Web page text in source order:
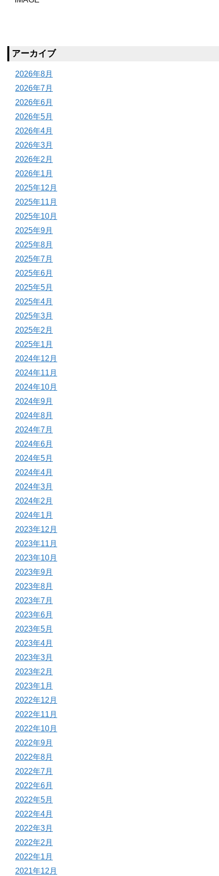
アーカイブ
2026年8月
2026年7月
2026年6月
2026年5月
2026年4月
2026年3月
2026年2月
2026年1月
2025年12月
2025年11月
2025年10月
2025年9月
2025年8月
2025年7月
2025年6月
2025年5月
2025年4月
2025年3月
2025年2月
2025年1月
2024年12月
2024年11月
2024年10月
2024年9月
2024年8月
2024年7月
2024年6月
2024年5月
2024年4月
2024年3月
2024年2月
2024年1月
2023年12月
2023年11月
2023年10月
2023年9月
2023年8月
2023年7月
2023年6月
2023年5月
2023年4月
2023年3月
2023年2月
2023年1月
2022年12月
2022年11月
2022年10月
2022年9月
2022年8月
2022年7月
2022年6月
2022年5月
2022年4月
2022年3月
2022年2月
2022年1月
2021年12月